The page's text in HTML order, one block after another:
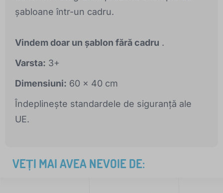
șabloane într-un cadru.
Vindem doar un șablon fără cadru .
Varsta: 3+
Dimensiuni: 60 x 40 cm
Îndeplinește standardele de siguranță ale
UE.
VEȚI MAI AVEA NEVOIE DE: